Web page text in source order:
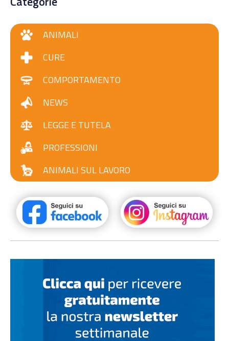
ANIMALI
CURE
COMPORTAMENTO
NEWS
LEGGE E TUTELA
PROFESSIONI
ANIMALI SUL LAVORO